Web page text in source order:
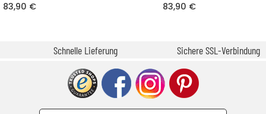
83,90 €
83,90 €
Schnelle Lieferung Sichere SSL-Verbindung